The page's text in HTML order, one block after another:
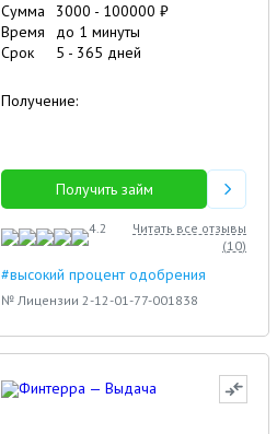
Сумма 3000 - 100000 ₽
Время
до 1 минуты
Срок
5 - 365 дней
Получение:
Получить займ
4.2
Читать все отзывы
(10)
#высокий процент одобрения
№ Лицензии 2-12-01-77-001838